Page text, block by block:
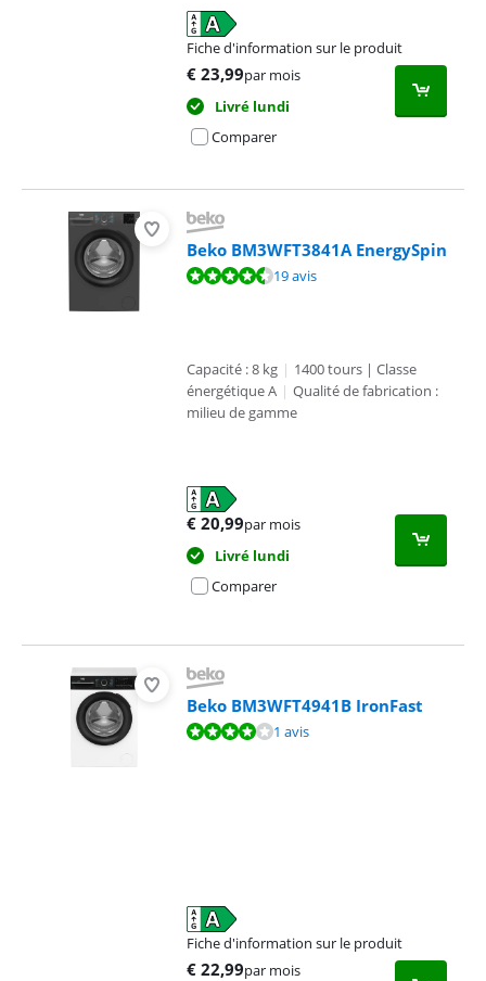
Fiche d'information sur le produit
s'ouvre dans un nouvel onglet
€ 23,99par mois
Livré lundi
Comparer
Beko BM3WFT3841A EnergySpin
La note est de 8,9 sur 10, basée sur 19 avis.19 avis
Capacité : 8 kg | 1400 tours | Classe
énergétique A | Qualité de fabrication :
milieu de gamme
€ 20,99par mois
Livré lundi
Comparer
Beko BM3WFT4941B IronFast
La note est de 7,6 sur 10, basée sur 1 avis.1 avis
Fiche d'information sur le produit
s'ouvre dans un nouvel onglet
€ 22,99par mois